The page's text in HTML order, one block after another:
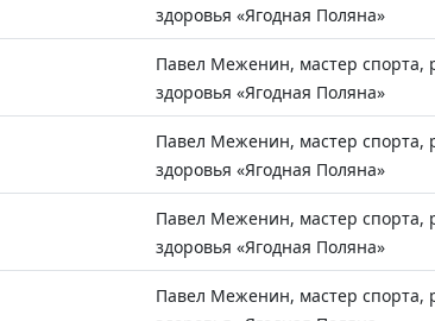
здоровья «Ягодная Поляна»
Павел Меженин, мастер спорта,
здоровья «Ягодная Поляна»
Павел Меженин, мастер спорта,
здоровья «Ягодная Поляна»
Павел Меженин, мастер спорта,
здоровья «Ягодная Поляна»
Павел Меженин, мастер спорта,